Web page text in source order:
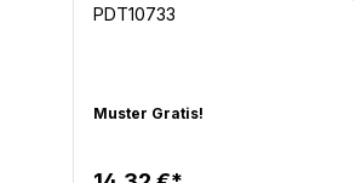
abwechslungsreiche Struktur und
sind als Sichtseite verwendbar-
PDT10733
Muster Gratis!